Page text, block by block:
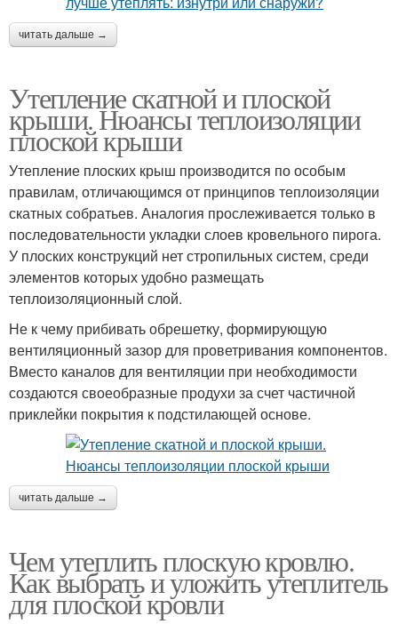
читать дальше →
Утепление скатной и плоской
крыши. Нюансы теплоизоляции
плоской крыши
Утепление плоских крыш производится по особым
правилам, отличающимся от принципов теплоизоляции
скатных собратьев. Аналогия прослеживается только в
последовательности укладки слоев кровельного пирога.
У плоских конструкций нет стропильных систем, среди
элементов которых удобно размещать
теплоизоляционный слой.
Не к чему прибивать обрешетку, формирующую
вентиляционный зазор для проветривания компонентов.
Вместо каналов для вентиляции при необходимости
создаются своеобразные продухи за счет частичной
приклейки покрытия к подстилающей основе.
читать дальше →
Чем утеплить плоскую кровлю.
Как выбрать и уложить утеплитель
для плоской кровли